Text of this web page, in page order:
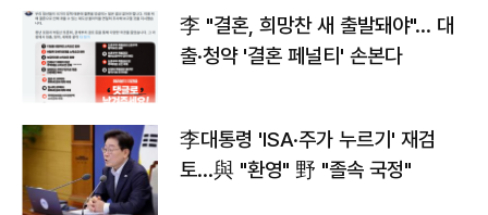
李 "결혼, 희망찬 새 출발돼야"… 대
출·청약 '결혼 페널티' 손본다
李대통령 'ISA·주가 누르기' 재검
토…與 "환영" 野 "졸속 국정"